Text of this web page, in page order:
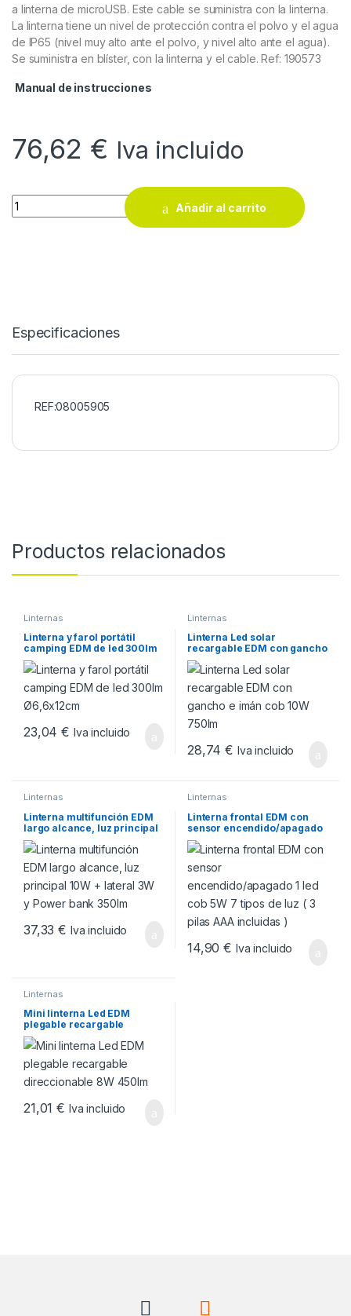
a linterna de microUSB. Este cable se suministra con la linterna.
La linterna tiene un nivel de protección contra el polvo y el agua
de IP65 (nivel muy alto ante el polvo, y nivel alto ante el agua).
Se suministra en blíster, con la linterna y el cable. Ref: 190573
Manual de instrucciones
76,62 € Iva incluido
Linterna bifocal abatible recargable Alyco 10W COB IP65
Añadir al carrito
Especificaciones
REF:08005905
Productos relacionados
Linternas
Linterna y farol portátil
camping EDM de led 300lm
Ø6,6x12cm
23,04€ Iva incluido
Linternas
Linterna Led solar
recargable EDM con gancho
e imán cob 10W 750lm
28,74€ Iva incluido
Linternas
Linterna multifunción EDM
largo alcance, luz principal
10W + lateral 3W y Power
bank 350lm
37,33€ Iva incluido
Linternas
Linterna frontal EDM con
sensor encendido/apagado
1 led cob 5W 7 tipos de luz ( 3
pilas AAA incluidas )
14,90€ Iva incluido
Linternas
Mini linterna Led EDM
plegable recargable
direccionable 8W 450lm
21,01€ Iva incluido